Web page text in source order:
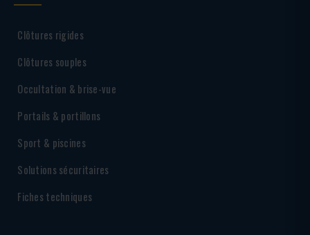
Clôtures rigides
Clôtures souples
Occultation & brise-vue
Portails & portillons
Sport & piscines
Solutions sécuritaires
Fiches techniques